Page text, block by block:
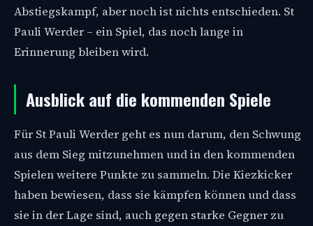
Abstiegskampf, aber noch ist nichts entschieden. St
Pauli Werder – ein Spiel, das noch lange in
Erinnerung bleiben wird.
Ausblick auf die kommenden Spiele
Für St Pauli Werder geht es nun darum, den Schwung
aus dem Sieg mitzunehmen und in den kommenden
Spielen weitere Punkte zu sammeln. Die Kiezkicker
haben bewiesen, dass sie kämpfen können und dass
sie in der Lage sind, auch gegen starke Gegner zu